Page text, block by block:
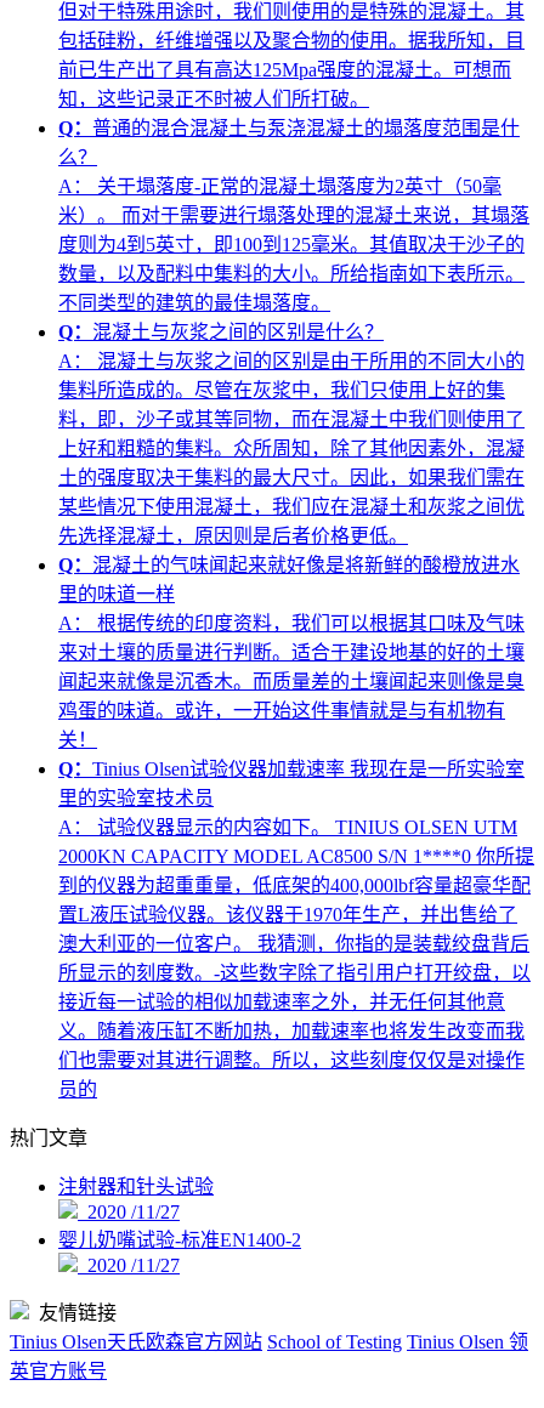
但对于特殊用途时，我们则使用的是特殊的混凝土。其
包括硅粉，纤维增强以及聚合物的使用。据我所知，目
前已生产出了具有高达125Mpa强度的混凝土。可想而
知，这些记录正不时被人们所打破。
Q： 普通的混合混凝土与泵浇混凝土的塌落度范围是什
么？
A：
关于塌落度-正常的混凝土塌落度为2英寸（50毫
米）。 而对于需要进行塌落处理的混凝土来说，其塌落
度则为4到5英寸，即100到125毫米。其值取决于沙子的
数量，以及配料中集料的大小。所给指南如下表所示。
不同类型的建筑的最佳塌落度。
Q： 混凝土与灰浆之间的区别是什么？
A：
混凝土与灰浆之间的区别是由于所用的不同大小的
集料所造成的。尽管在灰浆中，我们只使用上好的集
料，即，沙子或其等同物，而在混凝土中我们则使用了
上好和粗糙的集料。众所周知，除了其他因素外，混凝
土的强度取决于集料的最大尺寸。因此，如果我们需在
某些情况下使用混凝土，我们应在混凝土和灰浆之间优
先选择混凝土，原因则是后者价格更低。
Q： 混凝土的气味闻起来就好像是将新鲜的酸橙放进水
里的味道一样
A：
根据传统的印度资料，我们可以根据其口味及气味
来对土壤的质量进行判断。适合于建设地基的好的土壤
闻起来就像是沉香木。而质量差的土壤闻起来则像是臭
鸡蛋的味道。或许，一开始这件事情就是与有机物有
关！
Q： Tinius Olsen试验仪器加载速率 我现在是一所实验室
里的实验室技术员
A：
试验仪器显示的内容如下。 TINIUS OLSEN UTM
2000KN CAPACITY MODEL AC8500 S/N 1****0 你所提
到的仪器为超重重量，低底架的400,000lbf容量超豪华配
置L液压试验仪器。该仪器于1970年生产，并出售给了
澳大利亚的一位客户。 我猜测，你指的是装载绞盘背后
所显示的刻度数。-这些数字除了指引用户打开绞盘，以
接近每一试验的相似加载速率之外，并无任何其他意
义。随着液压缸不断加热，加载速率也将发生改变而我
们也需要对其进行调整。所以，这些刻度仅仅是对操作
员的
热门文章
注射器和针头试验
2020 /11/27
婴儿奶嘴试验-标准EN1400-2
2020 /11/27
友情链接
Tinius Olsen天氏欧森官方网站 School of Testing Tinius Olsen 领
英官方账号